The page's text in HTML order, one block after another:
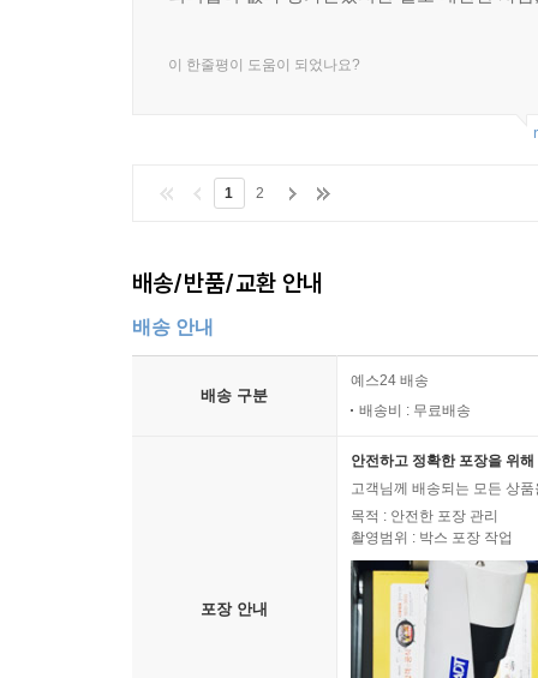
이 한줄평이 도움이 되었나요?
1 2
배송/반품/교환 안내
배송 안내
배송 구분
예스24 배송
배송비 : 무료배송
포장 안내
안전하고 정확한 포장을 위
고객님께 배송되는 모든 상
목적 : 안전한 포장 관리
촬영범위 : 박스 포장 작업